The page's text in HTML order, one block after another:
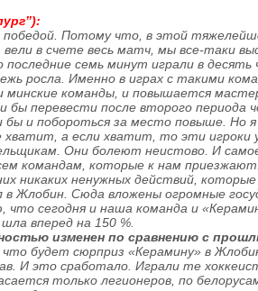
победой. Потому что, в этой
вели в счете весь матч, мы все-таки
семь минут играли в десять
росла. Именно в играх с такими
минские команды, и повышается
бы перевести после второго периода
и побороться за место повыше. Но я
а если хватит, то эти игроки
Они болеют неистово. И
командам, которые к нам
никаких ненужных действий,
Жлобин. Сюда вложены огромные
сегодня и наша команда и
вперед на 150 %.
изменен по сравнению с
будет сюрприз «Керамину» в
И это сработало. Играли те
только легионеров, по